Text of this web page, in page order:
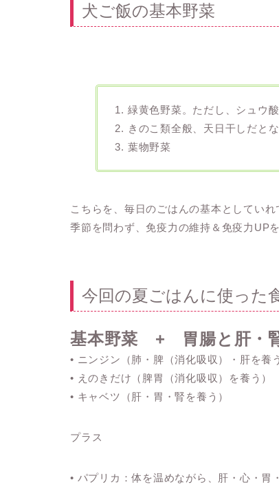
犬ご飯の基本野菜
1. 緑黄色野菜。ただし、シュウ
2. きのこ類全般、天日干しだと
3. 葉物野菜
こちらを、毎日のごはんの基本としていれ
季節を問わず、免疫力の維持＆免疫力UP
今回の夏ごはんに使った
基本野菜 + 胃腸と肝・
• ニンジン（肺・脾（消化吸収）・肝を養
• えのきだけ（脾胃（消化吸収）を養う）
• キャベツ（肝・胃・腎を養う）
プラス
• パプリカ：体を温めながら、肝・心・胃